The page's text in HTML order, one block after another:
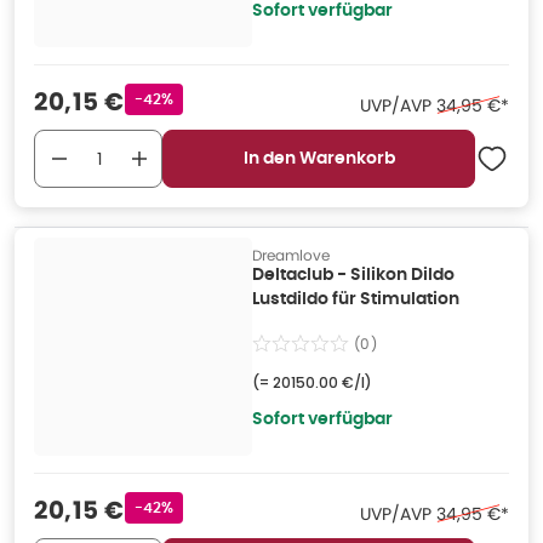
Sofort verfügbar
Verkaufspreis
20,15 € Rabattstempel
-42% UVP/AVP Ehemaliger
34,95 €*
In den Warenkorb
Dreamlove
Deltaclub - Silikon Dildo
Lustdildo für Stimulation
(0)
(= 20150.00 €/l)
Sofort verfügbar
Verkaufspreis
20,15 € Rabattstempel
-42% UVP/AVP Ehemaliger
34,95 €*